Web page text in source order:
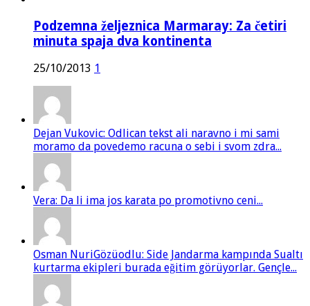
Podzemna željeznica Marmaray: Za četiri
minuta spaja dva kontinenta
25/10/2013 1
Dejan Vukovic: Odlican tekst ali naravno i mi sami
moramo da povedemo racuna o sebi i svom zdra...
Vera: Da li ima jos karata po promotivno ceni...
Osman NuriGözüodlu: Side Jandarma kampında Sualtı
kurtarma ekipleri burada eğitim görüyorlar. Gençle...